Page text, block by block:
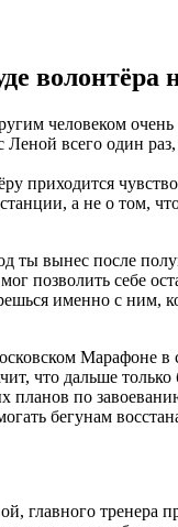
волонтёра
человеком
Леной всего один
приходится
а не о том,
вынес после
позволить себе
именно с ним,
Марафоне в
что дальше
по
бегунам
главного тренера